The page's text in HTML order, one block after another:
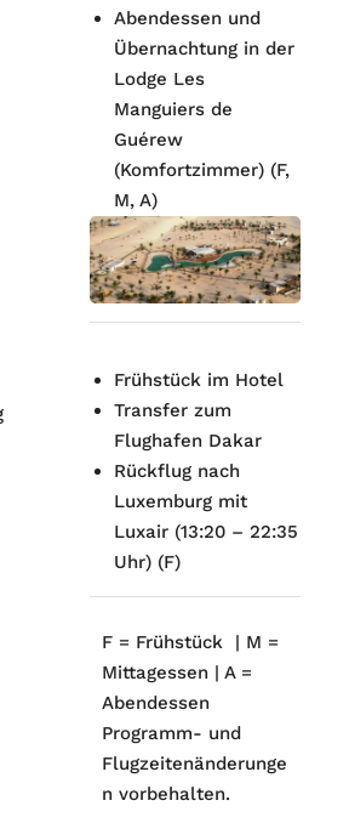
Abendessen und
Übernachtung in der
Lodge Les
Manguiers de
Guérew
(Komfortzimmer) (F,
M, A)
Frühstück im Hotel
Transfer zum
Flughafen Dakar
Rückflug nach
Luxemburg mit
Luxair (13:20 – 22:35
Uhr) (F)
F = Frühstück | M =
Mittagessen | A =
Abendessen
Programm- und
Flugzeitenänderunge
n vorbehalten.